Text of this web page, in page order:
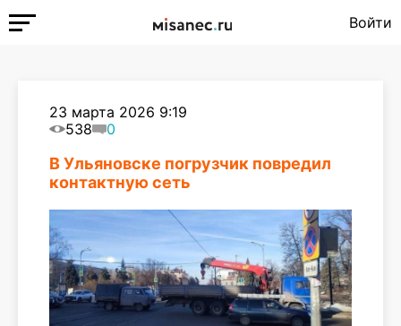
Войти
23 марта 2026 9:19
538
0
В Ульяновске погрузчик повредил
контактную сеть